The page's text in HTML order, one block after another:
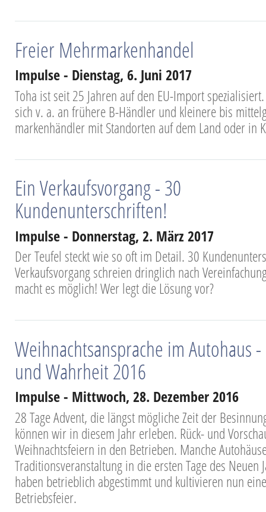
Freier Mehrmarkenhandel
Impulse - Dienstag, 6. Juni 2017
Toha ist seit 25 Jahren auf den EU-Import
sich v. a. an frühere B-Händler und kleinere bis
markenhändler mit Standorten auf dem Land oder in
Ein Verkaufsvorgang - 30
Kundenunterschriften!
Impulse - Donnerstag, 2. März 2017
Der Teufel steckt wie so oft im Detail. 30
Verkaufsvorgang schreien dringlich nach
macht es möglich! Wer legt die Lösung vor?
Weihnachtsansprache im Autohaus
und Wahrheit 2016
Impulse - Mittwoch, 28. Dezember 2016
28 Tage Advent, die längst mögliche Zeit der
können wir in diesem Jahr erleben. Rück- und
Weihnachtsfeiern in den Betrieben. Manche
Traditionsveranstaltung in die ersten Tage des Neuen
haben betrieblich abgestimmt und kultivieren nun
Betriebsfeier.